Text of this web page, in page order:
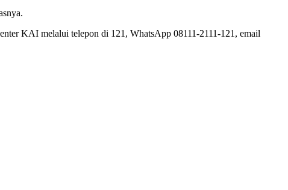
KAI melalui telepon di 121, WhatsApp 08111-2111-121, email